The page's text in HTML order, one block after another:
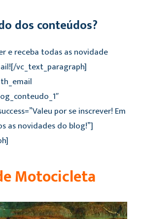
dos conteúdos?
e receba todas as novidade
vc_text_paragraph]
por se inscrever! Em
as novidades do blog!”]
Motocicleta